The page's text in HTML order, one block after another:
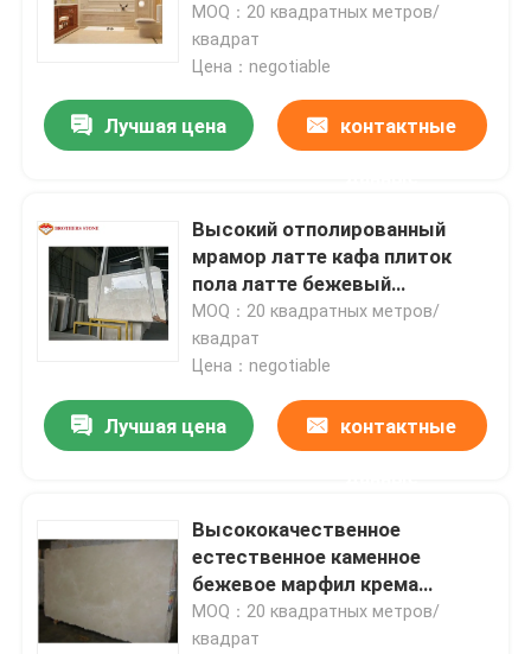
MOQ：20 квадратных метров/
квадрат
Цена：negotiable
Лучшая цена контактные
Высокий отполированный
мрамор латте кафа плиток
пола латте бежевый
мраморный
MOQ：20 квадратных метров/
квадрат
Цена：negotiable
Лучшая цена контактные
Высококачественное
естественное каменное
бежевое марфил крема
дизайна мрамора цвета
MOQ：20 квадратных метров/
квадрат